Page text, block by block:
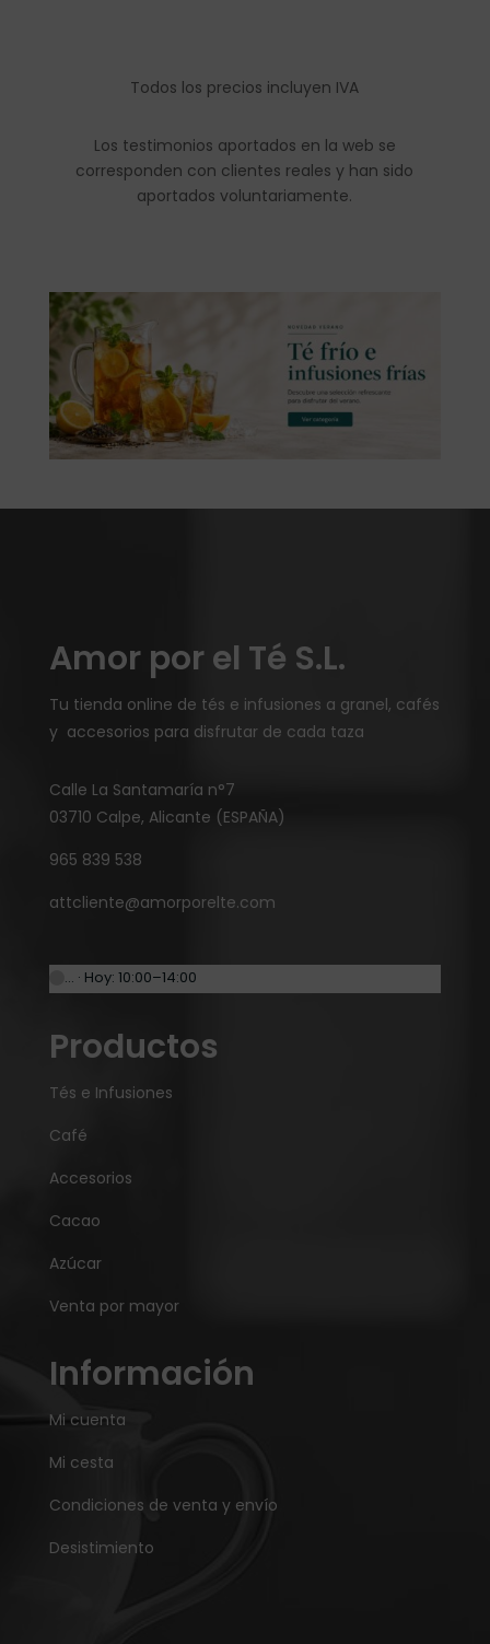
Todos los precios incluyen IVA
Los testimonios aportados en la web se
corresponden con clientes reales y han sido
aportados voluntariamente.
Amor por el Té S.L.
Tu tienda online de tés e infusiones a granel, cafés
y accesorios para disfrutar de cada taza
Calle La Santamaría n°7
03710 Calpe, Alicante (ESPAÑA)
965 839 538
attcliente@amorporelte.com
… · Hoy: 10:00–14:00
Productos
Tés e Infusiones
Café
Accesorios
Cacao
Azúcar
Venta por mayor
Información
Mi cuenta
Mi cesta
Condiciones de venta y envío
Desistimiento